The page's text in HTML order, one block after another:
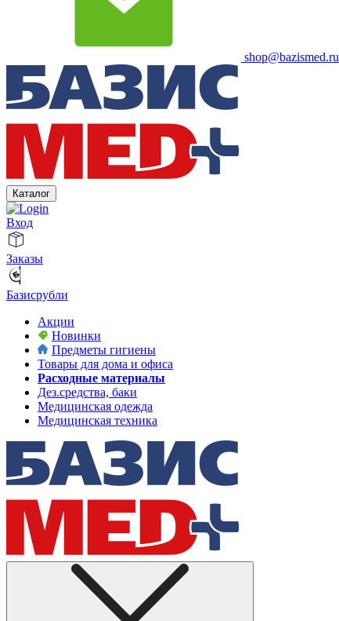
shop@bazismed.ru
Каталог
Вход
Заказы
Базисрубли
Акции
Новинки
Предметы гигиены
Товары для дома и офиса
Расходные материалы
Дез.средства, баки
Медицинская одежда
Медицинская техника